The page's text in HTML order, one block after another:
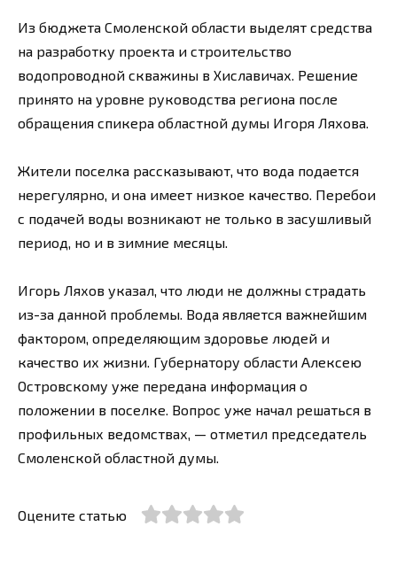
Из бюджета Смоленской области выделят средства
на разработку проекта и строительство
водопроводной скважины в Хиславичах. Решение
принято на уровне руководства региона после
обращения спикера областной думы Игоря Ляхова.
Жители поселка рассказывают, что вода подается
нерегулярно, и она имеет низкое качество. Перебои
с подачей воды возникают не только в засушливый
период, но и в зимние месяцы.
Игорь Ляхов указал, что люди не должны страдать
из-за данной проблемы. Вода является важнейшим
фактором, определяющим здоровье людей и
качество их жизни. Губернатору области Алексею
Островскому уже передана информация о
положении в поселке. Вопрос уже начал решаться в
профильных ведомствах, — отметил председатель
Смоленской областной думы.
Оцените статью